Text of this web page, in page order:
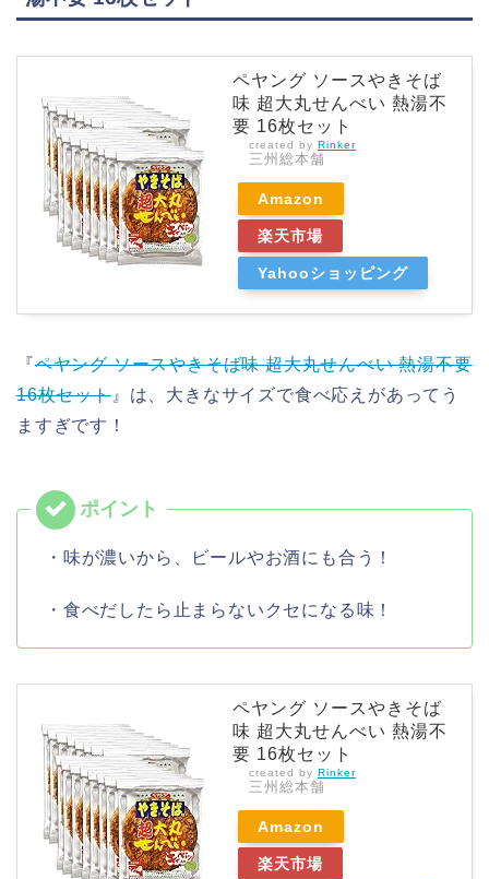
ペヤング ソースやきそば
味 超大丸せんべい 熱湯不
要 16枚セット
created by Rinker
三州総本舗
Amazon
楽天市場
Yahooショッピング
『ペヤング ソースやきそば味 超大丸せんべい 熱湯不要
16枚セット』は、大きなサイズで食べ応えがあってう
ますぎです！
・味が濃いから、ビールやお酒にも合う！
・食べだしたら止まらないクセになる味！
ペヤング ソースやきそば
味 超大丸せんべい 熱湯不
要 16枚セット
created by Rinker
三州総本舗
Amazon
楽天市場